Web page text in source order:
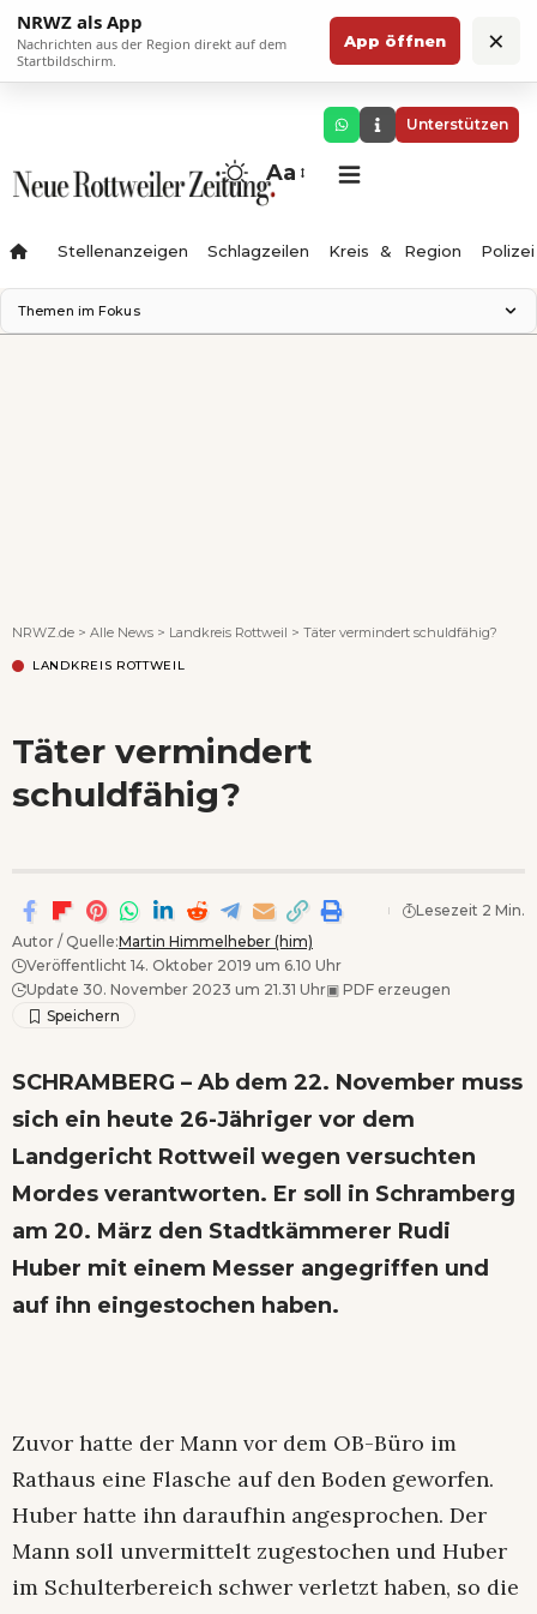
NRWZ als App
Nachrichten aus der Region direkt auf dem
Startbildschirm.
App öffnen ×
Unterstützen
Aa
Stellenanzeigen Schlagzeilen Kreis & Region Polizei
Themen im Fokus
NRWZ.de > Alle News > Landkreis Rottweil > Täter vermindert schuldfähig?
LANDKREIS ROTTWEIL
Täter vermindert
schuldfähig?
Autor / Quelle:Martin Himmelheber (him)
Veröffentlicht 14. Oktober 2019 um 6.10 Uhr
Update 30. November 2023 um 21.31 Uhr▣ PDF erzeugen
Lesezeit 2 Min.
SCHRAMBERG – Ab dem 22. November muss
sich ein heute 26-Jähriger vor dem
Landgericht Rottweil wegen versuchten
Mordes verantworten. Er soll in Schramberg
am 20. März den Stadtkämmerer Rudi
Huber mit einem Messer angegriffen und
auf ihn eingestochen haben.
Zuvor hatte der Mann vor dem OB-Büro im
Rathaus eine Flasche auf den Boden geworfen.
Huber hatte ihn daraufhin angesprochen. Der
Mann soll unvermittelt zugestochen und Huber
im Schulterbereich schwer verletzt haben, so die